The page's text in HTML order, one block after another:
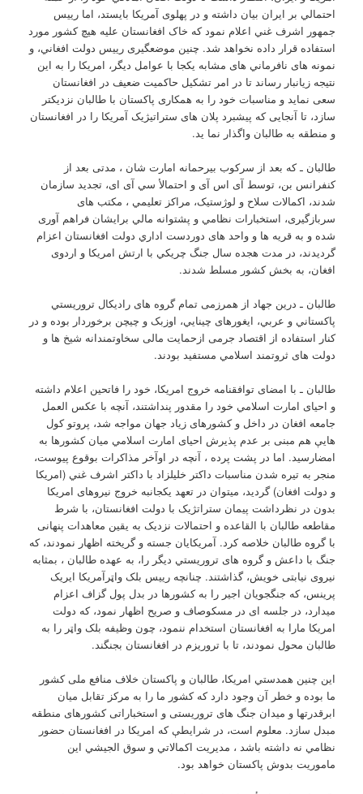
احتمالي بر ایران بیان داشته و در پهلوی آمریکا بایستد، اما رییس
جمهور اشرف غني اعلام نمود که خاک افغانستان علیه هیچ کشور مورد
استفاده قرار داده نخواهد شد. چنین موضعگیری رییس دولت افغاني، و
نمونه های نافرماني های مشابه یکجا با عوامل دیگر، امریکا را به این
نتیجه زیانبار رساند تا در امر تشکیل حاکمیت ضعیف در افغانستان
سعی نماید و مناسبات خود را به همکاری پاکستان با طالبان نزدیکتر
سازد، تا آنجایی که پیشبرد پلان های ستراتیژیک آمریکا را در افغانستان
و منطقه به طالبان واگذار نما ید.
طالبان ـ که بعد از سرکوب بیرحمانه امارت شان ، مدتی بعد از
کنفرانس بن، توسط آی اس آی و احتمالأ سي آی ای، تجدید سازمان
شدند، اکمالات سلاح و لوژستیک، مراکز تعلیمي ، مکتب های
سربازگیری، استخبارات نظامي و پشتوانه مالي برایشان فراهم آوری
شده و به قریه ها و واحد های دوردست اداري دولت افغانستان اعزام
گردیدند، در مدت هجده سال جنگ چریکي با ارتش امریکا و اردوی
افغان، به بخش کشور مسلط شدند.
طالبان ـ درین جهاد از همرزمی تمام گروه های رادیکال تروریستي
پاکستاني و عربي، ایغورهای چینایي، اوزبک و چیچن برخوردار بوده و در
کنار استفاده از اقتصاد جرمی ازحمایت مالی سخاوتمندانه شیخ ها و
دولت های ثروتمند اسلامي مستفید بودند.
طالبان ـ با امضای توافقنامه خروج امریکا، خود را فاتحین اعلام داشته
و احیای امارت اسلامي خود را مقدور پنداشتند، آنچه با عکس العمل
جامعه افغان در داخل و کشورهای زیاد جهان مواجه شد، پروتو کول
هایې هم مبنی بر عدم پذیرش احیای امارت اسلامي میان کشورها به
امضارسید. اما در پشت پرده ، آنچه در اوآخر مذاکرات بوقوع پیوست،
منجر به تیره شدن مناسبات داکتر خلیلزاد با داکتر اشرف غني (امریکا
و دولت افغان) گردید، میتوان در تعهد یکجانبه خروج نیروهای امریکا
بدون در نظرداشت پیمان ستراتژیک با دولت افغانستان، با شرط
مقاطعه طالبان با القاعده و احتمالات نزدیک به یقین معاهدات پنهانی
با گروه طالبان خلاصه کرد. آمریکایان جسته و گریخته اظهار نمودند، که
جنگ با داعش و گروه های تروریستي دیگر را، به عهده طالبان ، بمثابه
نیروی نیابتی خویش، گذاشتند. چنانچه رییس بلک واټرآمریکا ایریک
پرینس، که جنگجویان اجیر را به کشورها در بدل پول گزاف اعزام
میدارد، در جلسه ای در مسکوصاف و صریح اظهار نمود، که دولت
امریکا مارا به افغانستان استخدام ننمود، چون وظیفه بلک واټر را به
طالبان محول نمودند، تا با تروریزم در افغانستان بجنگند.
این چنین همدستي امریکا، طالبان و پاکستان خلاف منافع ملی کشور
ما بوده و خطر آن وجود دارد که کشور ما را به مرکز تقابل میان
ابرقدرتها و میدان جنگ های تروریستی و استخباراتی کشورهای منطقه
مبدل سازد. معلوم است، در شرایطې که امریکا در افغانستان حضور
نظامي نه داشته باشد ، مدیریت اکمالاتي و سوق الجیشي این
ماموریت بدوش پاکستان خواهد بود.